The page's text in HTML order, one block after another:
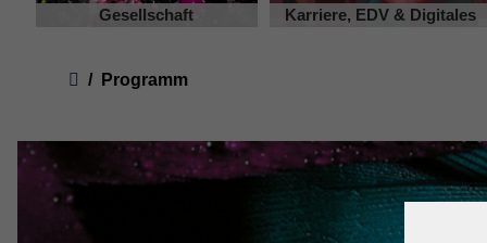
Gesellschaft Karriere, EDV & Digitales
Programm